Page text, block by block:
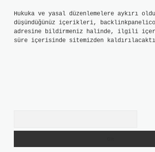
Hukuka ve yasal düzenlemelere aykırı
düşündüğünüz içerikleri,
adresine bildirmeniz halinde, ilgili
süre içerisinde sitemizden